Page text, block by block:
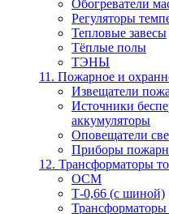
Обогреватели
Регуляторы
Тепловые завесы
Тёплые полы
ТЭНЫ
11. Пожарное и
Извещатели
Источники
аккумуляторы
Оповещатели
Приборы
12. Трансформаторы
ОСМ
Т-0,66 (с шиной)